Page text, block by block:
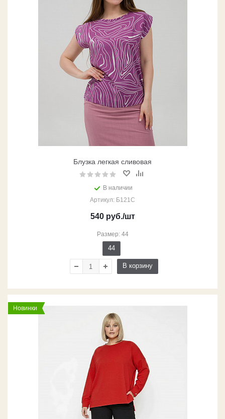
Блузка легкая сливовая
В наличии
Артикул: Б121С
540руб./шт
Размер: 44
44
В корзину
Новинки